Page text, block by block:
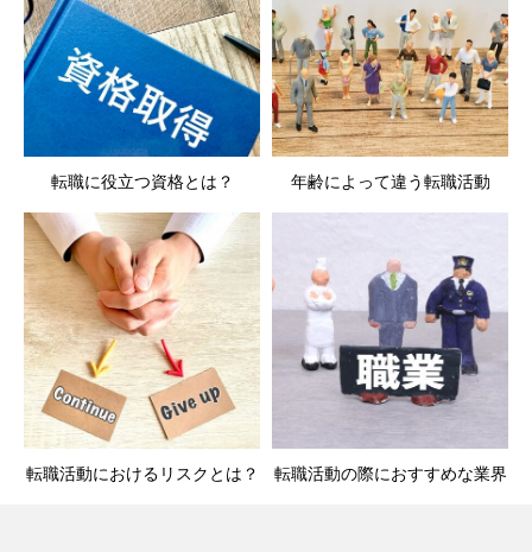
転職に役立つ資格とは？ 年齢によって違う転職活動
転職活動におけるリスクとは？ 転職活動の際におすすめな業界